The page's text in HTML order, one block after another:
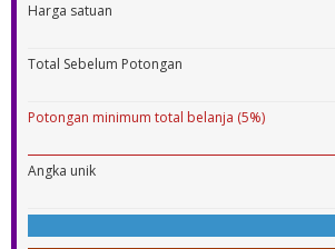
Harga satuan
Total Sebelum Potongan
Potongan minimum total belanja (5%)
Angka unik